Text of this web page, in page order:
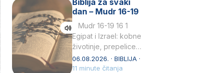
Petar u svojoj
drugoj…
Biblija za svaki
dan – Mudr 16-19
Mudr 16-19 16 1
Egipat i Izrael: kobne
životinje, prepelice
Zato bijahu
primjereno kažnjeni
06.08.2026. · BIBLIJA ·
11 minute čitanja